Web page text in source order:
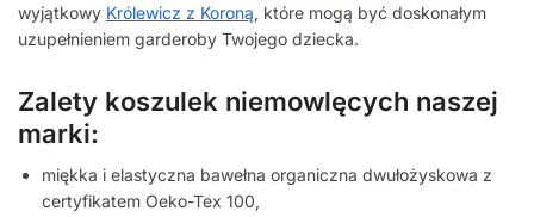
wyjątkowy Królewicz z Koroną, które mogą być doskonałym
uzupełnieniem garderoby Twojego dziecka.
Zalety koszulek niemowlęcych naszej
marki:
miękka i elastyczna bawełna organiczna dwułożyskowa z
certyfikatem Oeko-Tex 100,